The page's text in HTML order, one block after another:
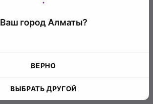
Ваш город Алматы?
ВЕРНО
ВЫБРАТЬ ДРУГОЙ